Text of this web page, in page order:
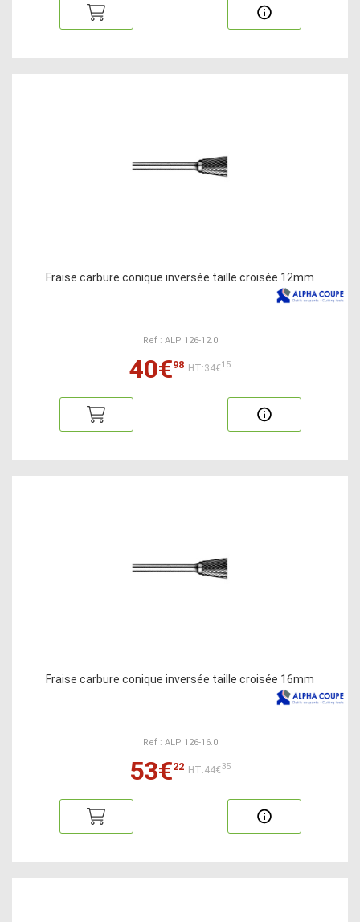
Fraise carbure conique inversée taille croisée 12mm
Ref : ALP 126-12.0
40€98 HT:34€15
Fraise carbure conique inversée taille croisée 16mm
Ref : ALP 126-16.0
53€22 HT:44€35